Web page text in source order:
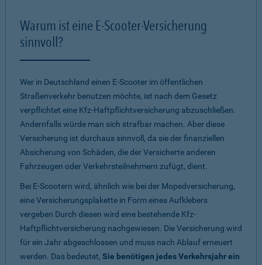
Warum ist eine E-Scooter-Versicherung
sinnvoll?
Wer in Deutschland einen E-Scooter im öffentlichen
Straßenverkehr benutzen möchte, ist nach dem Gesetz
verpflichtet eine Kfz-Haftpflichtversicherung abzuschließen.
Andernfalls würde man sich strafbar machen. Aber diese
Versicherung ist durchaus sinnvoll, da sie der finanziellen
Absicherung von Schäden, die der Versicherte anderen
Fahrzeugen oder Verkehrsteilnehmern zufügt, dient.
Bei E-Scootern wird, ähnlich wie bei der Mopedversicherung,
eine Versicherungsplakette in Form eines Aufklebers
vergeben Durch diesen wird eine bestehende Kfz-
Haftpflichtversicherung nachgewiesen. Die Versicherung wird
für ein Jahr abgeschlossen und muss nach Ablauf erneuert
werden. Das bedeutet, Sie benötigen jedes Verkehrsjahr ein